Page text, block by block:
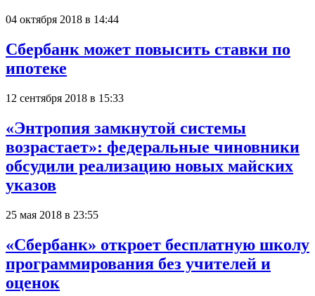
04 октября 2018 в 14:44
Сбербанк может повысить ставки по
ипотеке
12 сентября 2018 в 15:33
«Энтропия замкнутой системы
возрастает»: федеральные чиновники
обсудили реализацию новых майских
указов
25 мая 2018 в 23:55
«Сбербанк» откроет бесплатную школу
программирования без учителей и
оценок